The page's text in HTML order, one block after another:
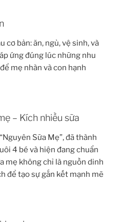
cơ bản: ăn, ngủ, vệ sinh, và
ứng đúng lúc những nhu
mẹ nhàn và con hạnh
– Kích nhiều sữa
Sữa Mẹ”, đã thành
4 bé và hiện đang chuẩn
mẹ không chỉ là nguồn dinh
để tạo sự gắn kết mạnh mẽ